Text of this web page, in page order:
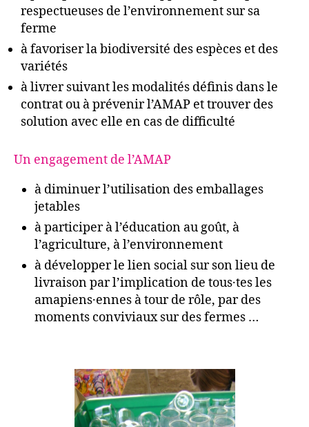
respectueuses de l’environnement sur sa
ferme
à favoriser la biodiversité des espèces et des
variétés
à livrer suivant les modalités définis dans le
contrat ou à prévenir l’AMAP et trouver des
solution avec elle en cas de difficulté
Un engagement de l’AMAP
à diminuer l’utilisation des emballages
jetables
à participer à l’éducation au goût, à
l’agriculture, à l’environnement
à développer le lien social sur son lieu de
livraison par l’implication de tous·tes les
amapiens·ennes à tour de rôle, par des
moments conviviaux sur des fermes …